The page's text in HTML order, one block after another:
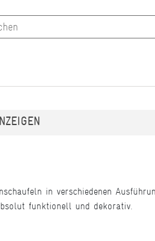
in verschiedenen
funktionell und dekorativ.